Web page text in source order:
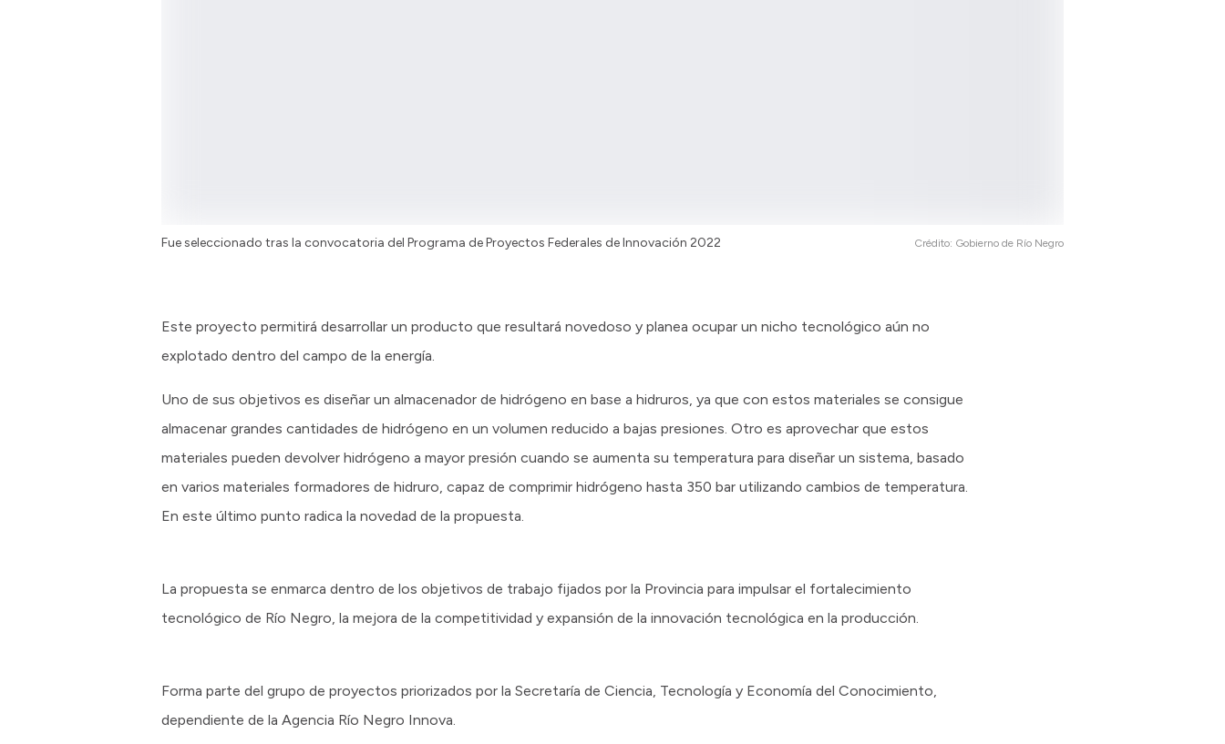
Fue seleccionado tras la convocatoria del Programa de Proyectos Federales de Innovación 2022 Crédito: Gobierno de Río Negro
Este proyecto permitirá desarrollar un producto que resultará novedoso y planea ocupar un nicho tecnológico aún no
explotado dentro del campo de la energía.
Uno de sus objetivos es diseñar un almacenador de hidrógeno en base a hidruros, ya que con estos materiales se consigue
almacenar grandes cantidades de hidrógeno en un volumen reducido a bajas presiones. Otro es aprovechar que estos
materiales pueden devolver hidrógeno a mayor presión cuando se aumenta su temperatura para diseñar un sistema, basado
en varios materiales formadores de hidruro, capaz de comprimir hidrógeno hasta 350 bar utilizando cambios de temperatura.
En este último punto radica la novedad de la propuesta.
La propuesta se enmarca dentro de los objetivos de trabajo fijados por la Provincia para impulsar el fortalecimiento
tecnológico de Río Negro, la mejora de la competitividad y expansión de la innovación tecnológica en la producción.
Forma parte del grupo de proyectos priorizados por la Secretaría de Ciencia, Tecnología y Economía del Conocimiento,
dependiente de la Agencia Río Negro Innova.